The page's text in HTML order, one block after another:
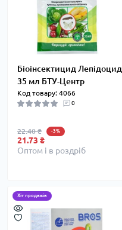
Біоінсектицид Лепідоцид
35 мл БТУ-Центр
Код товару: 4066
0
22.40 ₴ -3%
21.73 ₴
Оптом і в роздріб
Хіт продажів